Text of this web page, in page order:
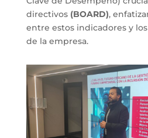
directivos (BOARD),
entre estos indicadores y
de la empresa.